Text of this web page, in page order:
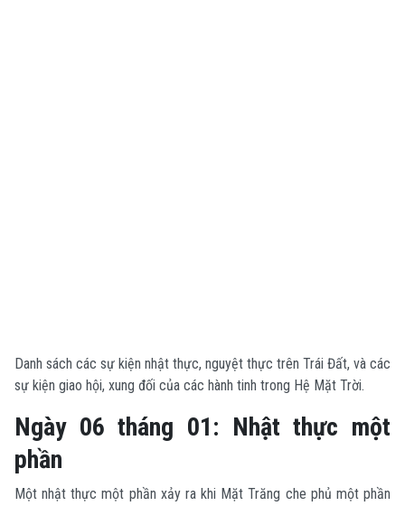
Danh sách các sự kiện nhật thực, nguyệt thực trên Trái Đất, và các
sự kiện giao hội, xung đối của các hành tinh trong Hệ Mặt Trời.
Ngày 06 tháng 01: Nhật thực một
phần
Một nhật thực một phần xảy ra khi Mặt Trăng che phủ một phần